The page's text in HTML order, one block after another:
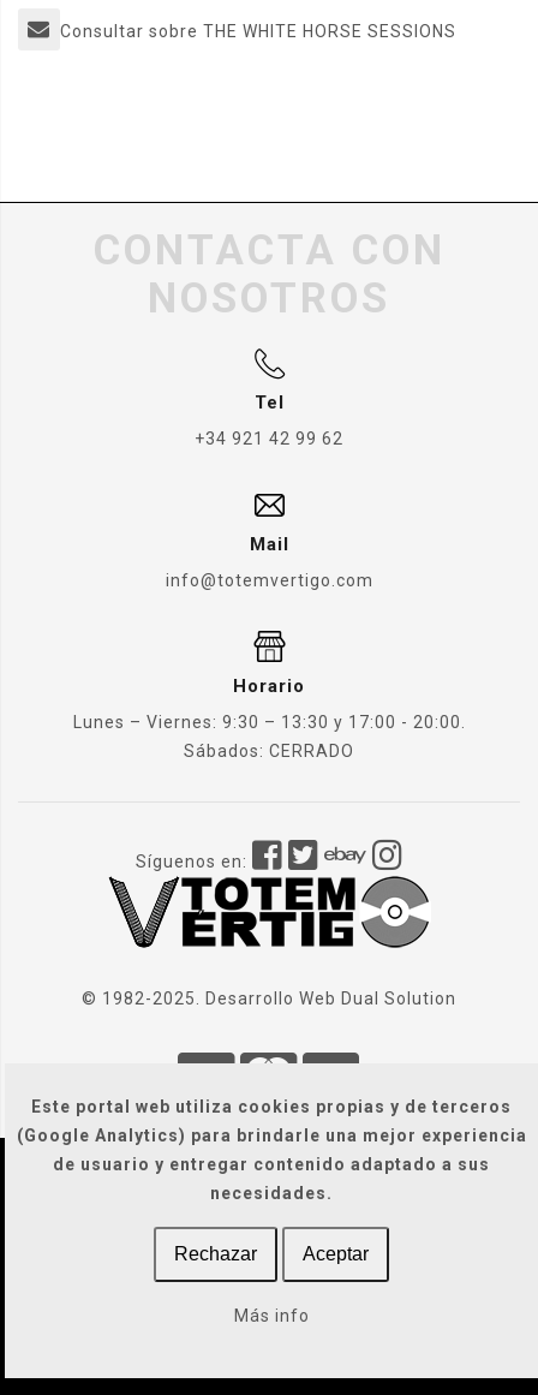
Este portal web utiliza cookies propias y de terceros
(Google Analytics) para brindarle una mejor experiencia
de usuario y entregar contenido adaptado a sus
necesidades.
Rechazar Aceptar
Más info
Consultar sobre THE WHITE HORSE SESSIONS
CONTACTA CON
NOSOTROS
Tel
+34 921 42 99 62
Mail
info@totemvertigo.com
Horario
Lunes – Viernes: 9:30 – 13:30 y 17:00 - 20:00.
Sábados: CERRADO
Síguenos en:
© 1982-2025. Desarrollo Web Dual Solution
| Condiciones Generales
Legal / Privacidad / Cookies / Accesibilidad